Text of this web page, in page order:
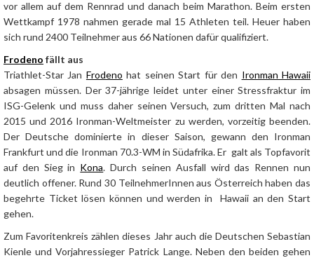
vor allem auf dem Rennrad und danach beim Marathon. Beim ersten
Wettkampf 1978 nahmen gerade mal 15 Athleten teil. Heuer haben
sich rund 2400 Teilnehmer aus 66 Nationen dafür qualifiziert.
Frodeno fällt aus
Triathlet-Star Jan Frodeno hat seinen Start für den Ironman Hawaii
absagen müssen. Der 37-jährige leidet unter einer Stressfraktur im
ISG-Gelenk und muss daher seinen Versuch, zum dritten Mal nach
2015 und 2016 Ironman-Weltmeister zu werden, vorzeitig beenden.
Der Deutsche dominierte in dieser Saison, gewann den Ironman
Frankfurt und die Ironman 70.3-WM in Südafrika. Er galt als Topfavorit
auf den Sieg in Kona. Durch seinen Ausfall wird das Rennen nun
deutlich offener. Rund 30 TeilnehmerInnen aus Österreich haben das
begehrte Ticket lösen können und werden in Hawaii an den Start
gehen.
Zum Favoritenkreis zählen dieses Jahr auch die Deutschen Sebastian
Kienle und Vorjahressieger Patrick Lange. Neben den beiden gehen